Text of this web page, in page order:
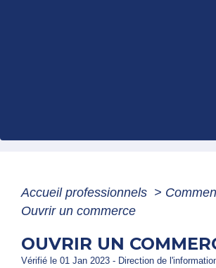
Accueil professionnels >
Ouvrir un commerce
OUVRIR UN
Vérifié le 01 Jan 2023 - Direction de